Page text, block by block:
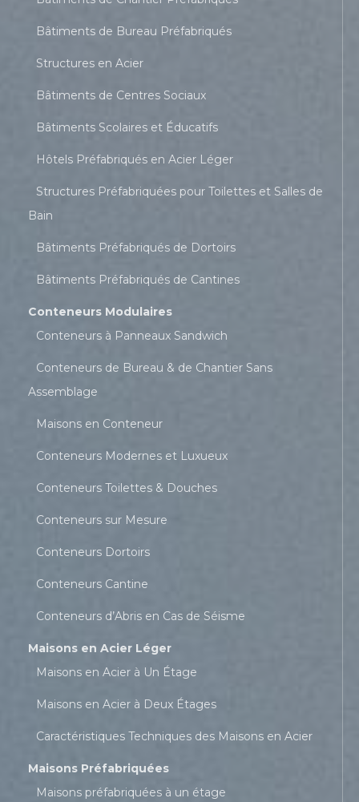
Bâtiments de Bureau Préfabriqués
Structures en Acier
Bâtiments de Centres Sociaux
Bâtiments Scolaires et Éducatifs
Hôtels Préfabriqués en Acier Léger
Structures Préfabriquées pour Toilettes et Salles de
Bain
Bâtiments Préfabriqués de Dortoirs
Bâtiments Préfabriqués de Cantines
Conteneurs Modulaires
Conteneurs à Panneaux Sandwich
Conteneurs de Bureau & de Chantier Sans
Assemblage
Maisons en Conteneur
Conteneurs Modernes et Luxueux
Conteneurs Toilettes & Douches
Conteneurs sur Mesure
Conteneurs Dortoirs
Conteneurs Cantine
Conteneurs d’Abris en Cas de Séisme
Maisons en Acier Léger
Maisons en Acier à Un Étage
Maisons en Acier à Deux Étages
Caractéristiques Techniques des Maisons en Acier
Maisons Préfabriquées
Maisons préfabriquées à un étage